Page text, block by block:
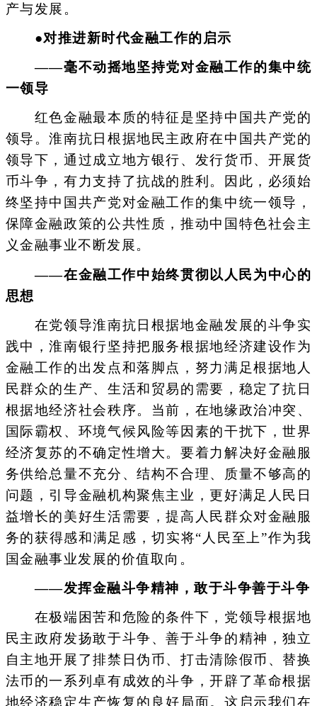
产与发展。
●对推进新时代金融工作的启示
——毫不动摇地坚持党对金融工作的集中统
一领导
红色金融最本质的特征是坚持中国共产党的
领导。淮南抗日根据地民主政府在中国共产党的
领导下，通过成立地方银行、发行货币、开展货
币斗争，有力支持了抗战的胜利。因此，必须始
终坚持中国共产党对金融工作的集中统一领导，
保障金融政策的公共性质，推动中国特色社会主
义金融事业不断发展。
——在金融工作中始终贯彻以人民为中心的
思想
在党领导淮南抗日根据地金融发展的斗争实
践中，淮南银行坚持把服务根据地经济建设作为
金融工作的出发点和落脚点，努力满足根据地人
民群众的生产、生活和贸易的需要，稳定了抗日
根据地经济社会秩序。当前，在地缘政治冲突、
国际霸权、环境气候风险等因素的干扰下，世界
经济复苏的不确定性增大。要着力解决好金融服
务供给总量不充分、结构不合理、质量不够高的
问题，引导金融机构聚焦主业，更好满足人民日
益增长的美好生活需要，提高人民群众对金融服
务的获得感和满足感，切实将“人民至上”作为我
国金融事业发展的价值取向。
——发挥金融斗争精神，敢于斗争善于斗争
在极端困苦和危险的条件下，党领导根据地
民主政府发扬敢于斗争、善于斗争的精神，独立
自主地开展了排禁日伪币、打击清除假币、替换
法币的一系列卓有成效的斗争，开辟了革命根据
地经济稳定生产恢复的良好局面。这启示我们在